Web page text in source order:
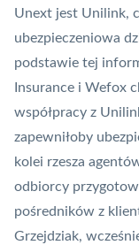
Unext jest Unilink,
ubezpieczeniowa
podstawie tej
Insurance i Wefox
współpracy z
zapewniłoby
kolei rzesza
odbiorcy
pośredników z
Grzejdziak,